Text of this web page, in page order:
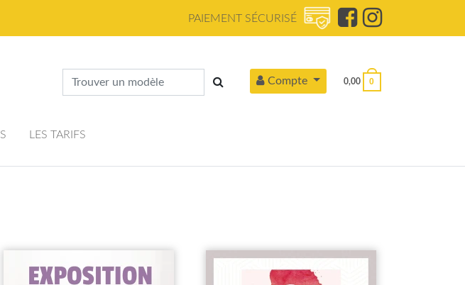
PAIEMENT SÉCURISÉ
Compte 0,00 0
LES TARIFS